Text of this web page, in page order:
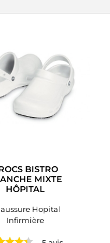
BISTRO
MIXTE
HÔPITAL
Hopital
Infirmière